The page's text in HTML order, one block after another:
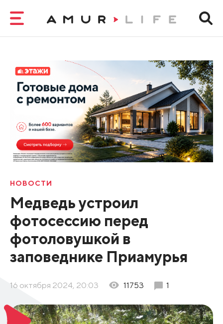
НОВОСТИ
Медведь устроил
фотосессию перед
фотоловушкой в
заповеднике Приамурья
16 октября 2024, 20:03 11753 1